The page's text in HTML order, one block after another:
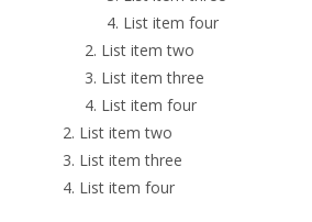
List item four
List item two
List item three
List item four
List item two
List item three
List item four